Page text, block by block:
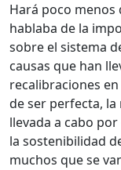
Hará poco menos
hablaba de la
sobre el sistema
causas que han
recalibraciones
de ser perfecta,
llevada a cabo
la sostenibilidad
muchos que se